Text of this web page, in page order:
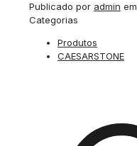
Publicado por admin em
Categorias
Produtos
CAESARSTONE